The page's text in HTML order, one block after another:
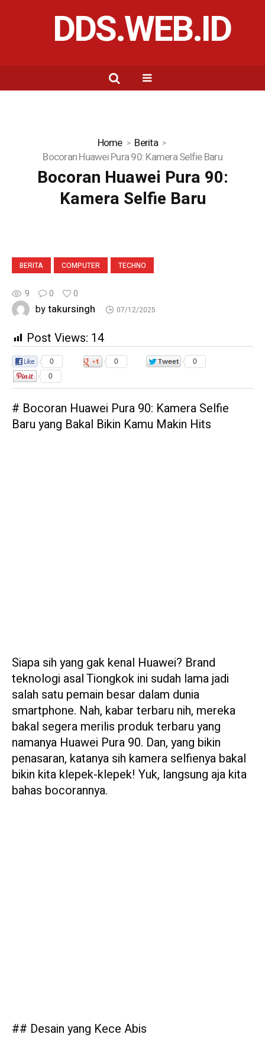
DDS.WEB.ID
Home
Berita
Bocoran Huawei Pura 90: Kamera Selfie Baru
Bocoran Huawei Pura 90:
Kamera Selfie Baru
BERITA COMPUTER TECHNO
9 0 0
bytakursingh 07/12/2025
Post Views: 14
0 0
0
0
# Bocoran Huawei Pura 90: Kamera Selfie
Baru yang Bakal Bikin Kamu Makin Hits
Siapa sih yang gak kenal Huawei? Brand
teknologi asal Tiongkok ini sudah lama jadi
salah satu pemain besar dalam dunia
smartphone. Nah, kabar terbaru nih, mereka
bakal segera merilis produk terbaru yang
namanya Huawei Pura 90. Dan, yang bikin
penasaran, katanya sih kamera selfienya bakal
bikin kita klepek-klepek! Yuk, langsung aja kita
bahas bocorannya.
## Desain yang Kece Abis